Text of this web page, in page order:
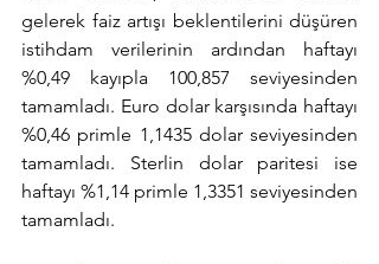
gelerek faiz artışı beklentilerini düşüren
istihdam verilerinin ardından haftayı
%0,49 kayıpla 100,857 seviyesinden
tamamladı. Euro dolar karşısında haftayı
%0,46 primle 1,1435 dolar seviyesinden
tamamladı. Sterlin dolar paritesi ise
haftayı %1,14 primle 1,3351 seviyesinden
tamamladı.